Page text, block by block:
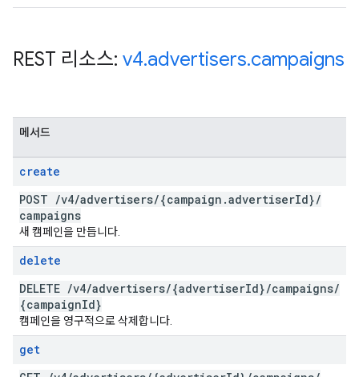
REST 리소스: v4.advertisers.campaigns
메서드
create
POST /v4/advertisers/{campaign .advertiserId}/
campaigns
새 캠페인을 만듭니다.
delete
DELETE /v4/advertisers/{advertiserId}/campaigns/
{campaignId}
캠페인을 영구적으로 삭제합니다.
get